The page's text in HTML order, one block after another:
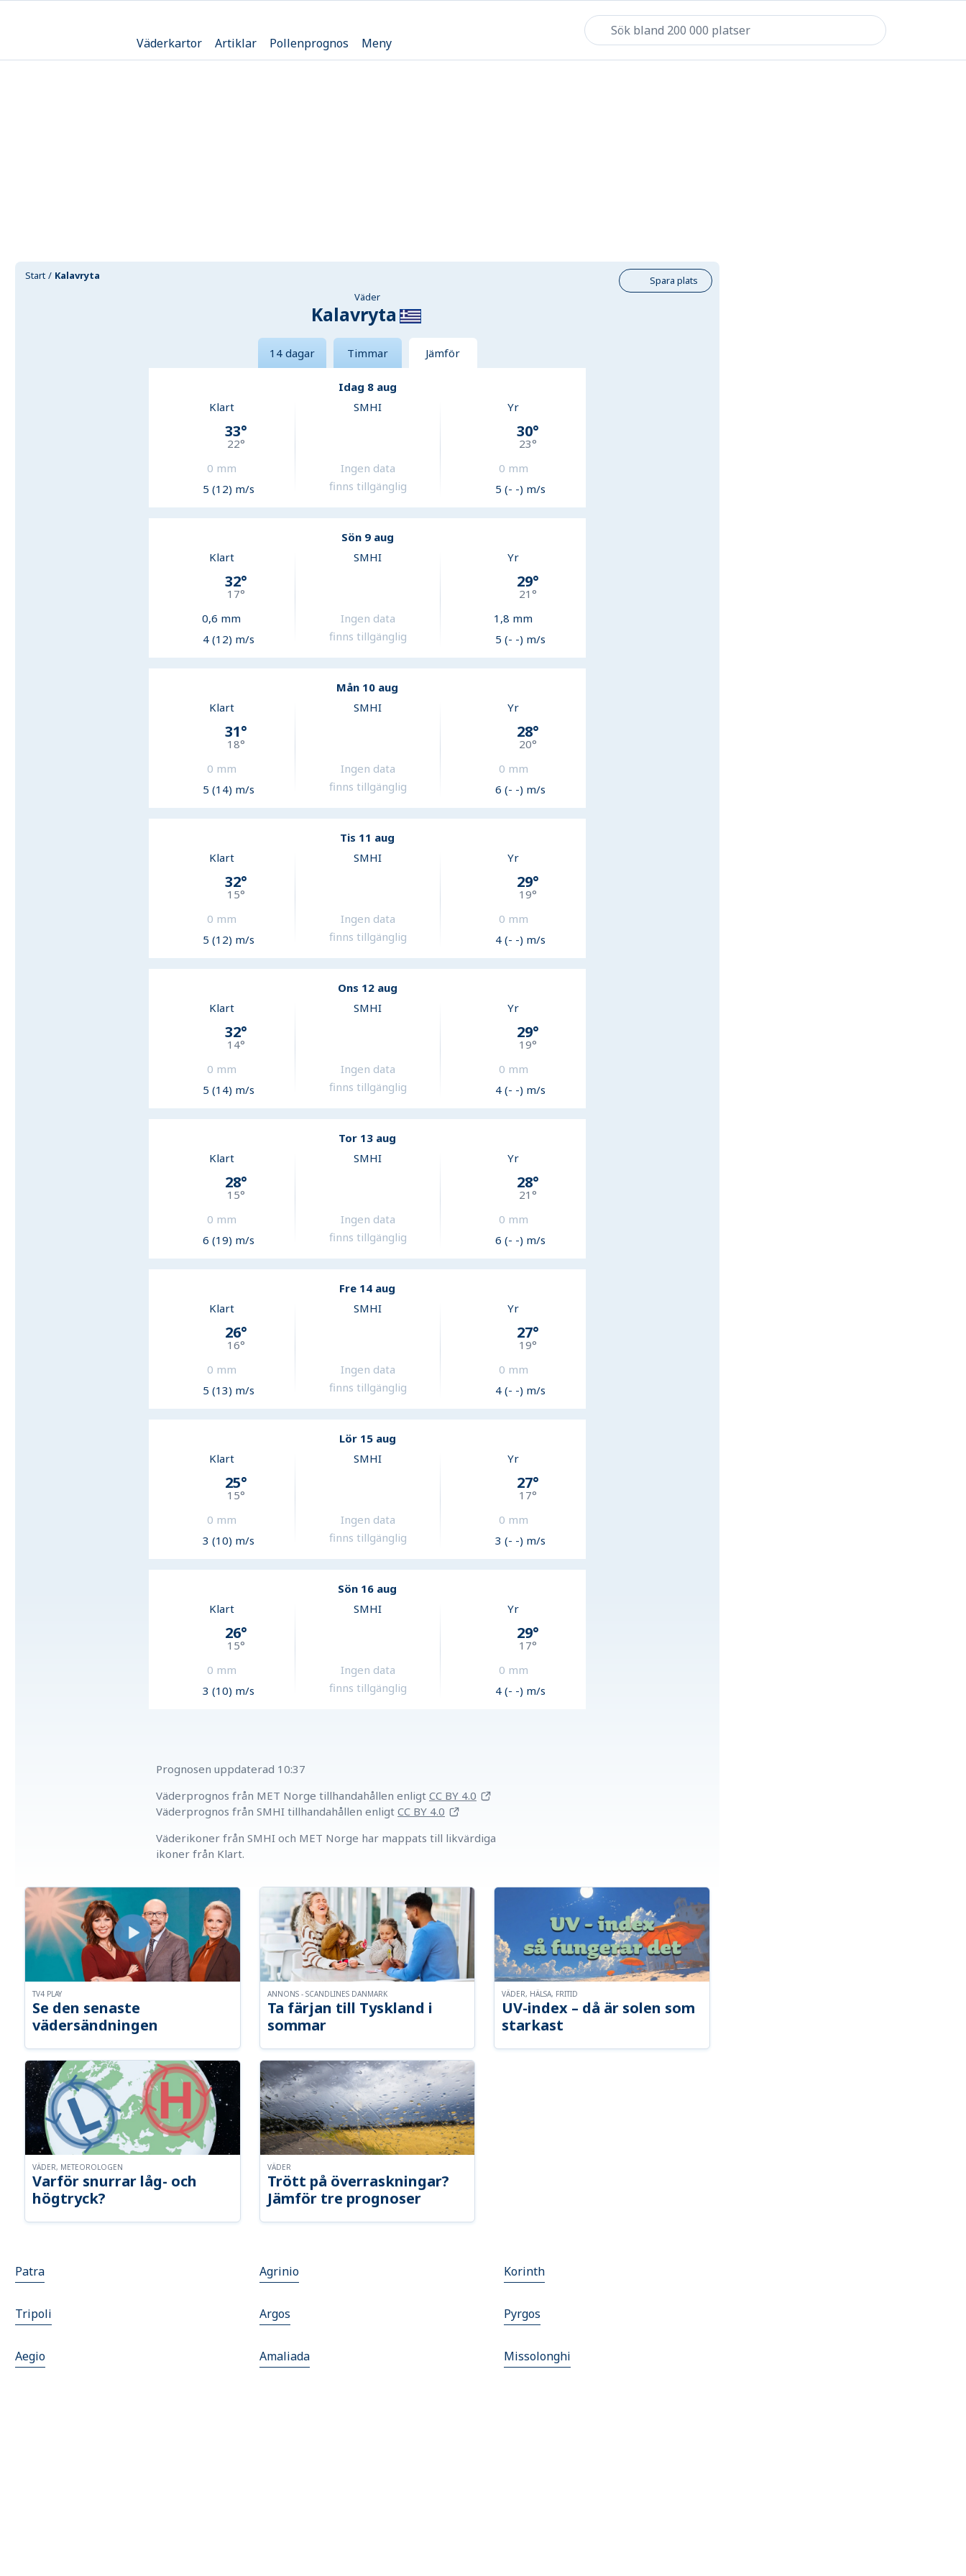
Väderkartor Artiklar Pollenprognos Meny
Start Kalavryta
Spara plats
Väder
Kalavryta
14 dagar Timmar Jämför
Idag 8 aug
Klart
33°
22°
0 mm
5 (12) m/s
SMHI
Ingen data
finns tillgänglig
Yr
30°
23°
0 mm
5 (- -) m/s
Sön 9 aug
Klart
32°
17°
0,6 mm
4 (12) m/s
SMHI
Ingen data
finns tillgänglig
Yr
29°
21 °
1,8 mm
5 (- -) m/s
Mån 10 aug
Klart
31°
18°
0 mm
5 (14) m/s
SMHI
Ingen data
finns tillgänglig
Yr
28°
20°
0 mm
6 (- -) m/s
Tis 11 aug
Klart
32°
15°
0 mm
5 (12) m/s
SMHI
Ingen data
finns tillgänglig
Yr
29°
19°
0 mm
4 (- -) m/s
Ons 12 aug
Klart
32°
14°
0 mm
5 (14) m/s
SMHI
Ingen data
finns tillgänglig
Yr
29°
19°
0 mm
4 (- -) m/s
Tor 13 aug
Klart
28°
15°
0 mm
6 (19) m/s
SMHI
Ingen data
finns tillgänglig
Yr
28°
21 °
0 mm
6 (- -) m/s
Fre 14 aug
Klart
26°
16°
0 mm
5 (13) m/s
SMHI
Ingen data
finns tillgänglig
Yr
27°
19°
0 mm
4 (- -) m/s
Lör 15 aug
Klart
25°
15°
0 mm
3 (10) m/s
SMHI
Ingen data
finns tillgänglig
Yr
27°
17°
0 mm
3 (- -) m/s
Sön 16 aug
Klart
26°
15°
0 mm
3 (10) m/s
SMHI
Ingen data
finns tillgänglig
Yr
29°
17°
0 mm
4 (- -) m/s
Prognosen uppdaterad 10:37
Väderprognos från MET Norge tillhandahållen enligt CC BY 4.0
Väderprognos från SMHI tillhandahållen enligt CC BY 4.0
Väderikoner från SMHI och MET Norge har mappats till likvärdiga
ikoner från Klart.
Se den senaste
vädersändningen
TV4 PLAY
Ta färjan till Tyskland i
sommar
ANNONS - SCANDLINES DANMARK
UV-index – då är solen som
starkast
VÄDER, HÄLSA, FRITID
Varför snurrar låg- och
högtryck?
VÄDER, METEOROLOGEN
Trött på överraskningar?
Jämför tre prognoser
VÄDER
Patra Agrinio Korinth
Tripoli Argos Pyrgos
Aegio Amaliada Missolonghi